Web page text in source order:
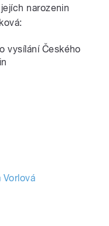
narozenin
vysílání Českého
Vorlová